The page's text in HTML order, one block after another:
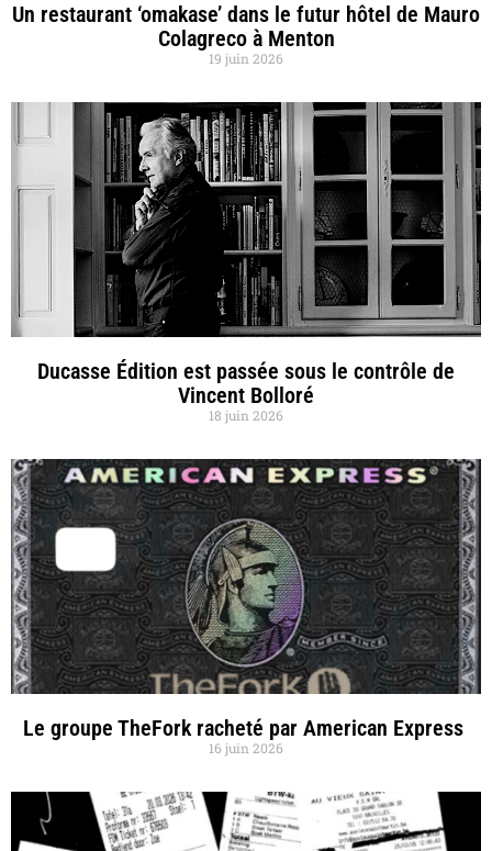
Un restaurant ‘omakase’ dans le futur hôtel de Mauro
Colagreco à Menton
19 juin 2026
Ducasse Édition est passée sous le contrôle de
Vincent Bolloré
18 juin 2026
Le groupe TheFork racheté par American Express
16 juin 2026